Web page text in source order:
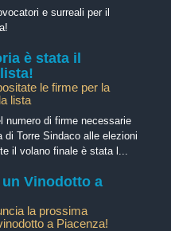
e surreali per il
è stata il
le firme per la
lista
numero di firme necessarie
di Torre Sindaco alle elezioni
il volano finale è stata l...
Vinodotto a
la prossima
a Piacenza!